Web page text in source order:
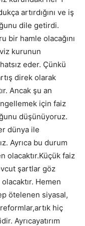
artırdığını ve iş
dile getirdi.
bir hamle olacağını
kurunun
eder. Çünkü
direk olarak
Ancak şu an
için faiz
düşünüyoruz.
dünya ile
Ayrıca bu durum
olacaktır.Küçük faiz
şartlar göz
Hemen
ötelenen siyasal,
hiç
Ayrıcayatırım